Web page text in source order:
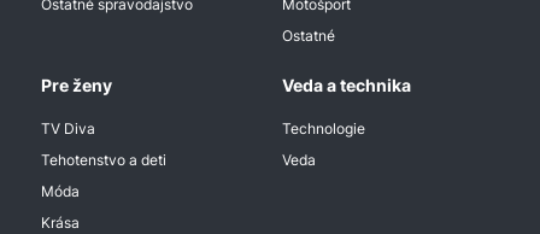
Ostatné spravodajstvo
Motošport
Ostatné
Pre ženy
TV Diva
Tehotenstvo a deti
Móda
Krása
Veda a technika
Technologie
Veda